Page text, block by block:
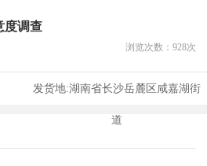
度调查
浏览次数： 928次
发货地:湖南省长沙岳麓区咸嘉湖街
道